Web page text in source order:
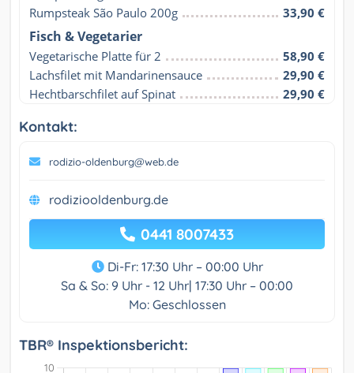
Rumpsteak São Paulo 200g
33,90 €
Fisch & Vegetarier
Vegetarische Platte für 2
58,90 €
Lachsfilet mit Mandarinensauce
29,90 €
Hechtbarschfilet auf Spinat
29,90 €
Kontakt:
rodizio-oldenburg@web.de
rodiziooldenburg.de
0441 8007433
Di-Fr: 17:30 Uhr – 00:00 Uhr
Sa & So: 9 Uhr - 12 Uhr| 17:30 Uhr – 00:00
Mo: Geschlossen
TBR® Inspektionsbericht: